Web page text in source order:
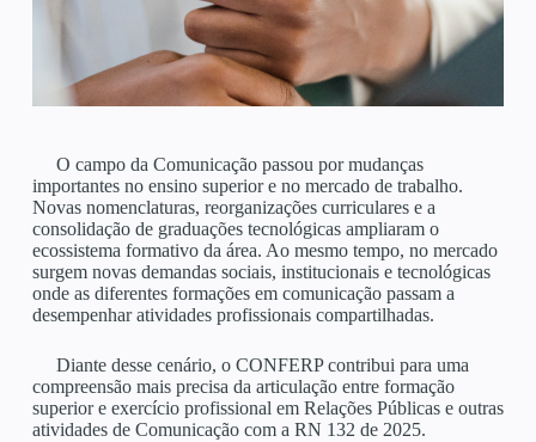
O campo da Comunicação passou por mudanças
importantes no ensino superior e no mercado de trabalho.
Novas nomenclaturas, reorganizações curriculares e a
consolidação de graduações tecnológicas ampliaram o
ecossistema formativo da área. Ao mesmo tempo, no mercado
surgem novas demandas sociais, institucionais e tecnológicas
onde as diferentes formações em comunicação passam a
desempenhar atividades profissionais compartilhadas.
Diante desse cenário, o CONFERP contribui para uma
compreensão mais precisa da articulação entre formação
superior e exercício profissional em Relações Públicas e outras
atividades de Comunicação com a RN 132 de 2025.